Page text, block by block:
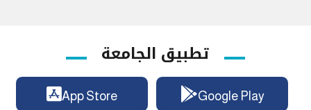
تطبيق الجامعة
Google Play
App Store